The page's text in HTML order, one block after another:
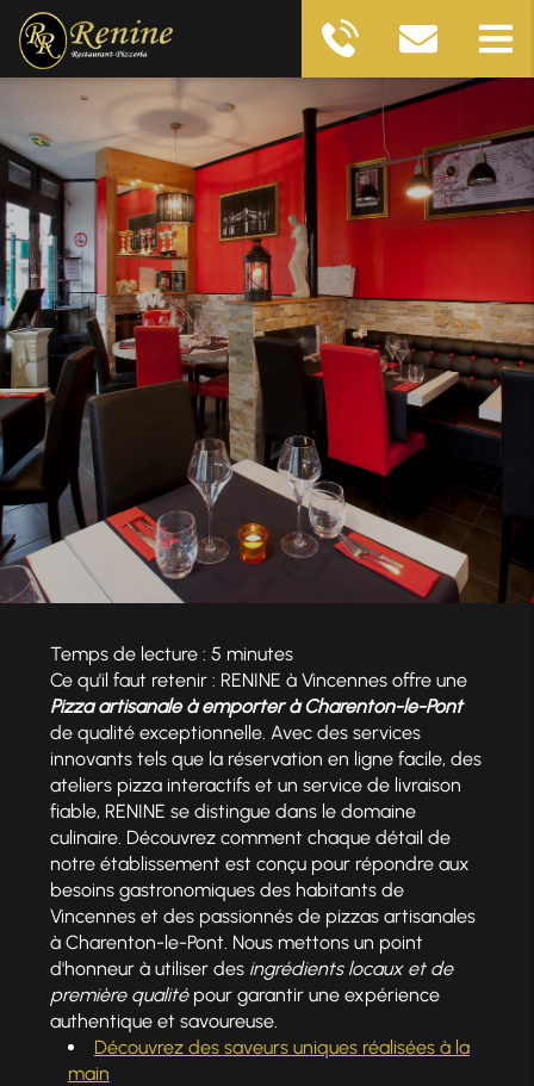
Temps de lecture : 5 minutes
Ce qu'il faut retenir : RENINE à Vincennes offre une
Pizza artisanale à emporter à Charenton-le-Pont
de qualité exceptionnelle. Avec des services
innovants tels que la réservation en ligne facile, des
ateliers pizza interactifs et un service de livraison
fiable, RENINE se distingue dans le domaine
culinaire. Découvrez comment chaque détail de
notre établissement est conçu pour répondre aux
besoins gastronomiques des habitants de
Vincennes et des passionnés de pizzas artisanales
à Charenton-le-Pont. Nous mettons un point
d'honneur à utiliser des ingrédients locaux et de
première qualitépour garantir une expérience
authentique et savoureuse.
Découvrez des saveurs uniques réalisées à la
main